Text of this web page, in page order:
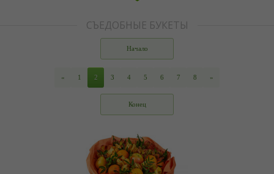
СЪЕДОБНЫЕ БУКЕТЫ
Начало
« 1 2 3 4 5 6 7 8 »
Конец